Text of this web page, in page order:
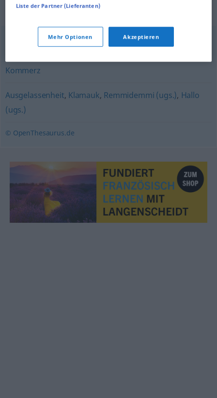
Synonyme für "Trubel"
Getümmel,Wirbel,Gewühl, Durcheinander,Rummel
Kommerz
Ausgelassenheit, Klamauk, Remmidemmi (ugs.), Hallo
(ugs.)
© OpenThesaurus.de
Liste der Partner (Lieferanten)
Mehr Optionen Akzeptieren